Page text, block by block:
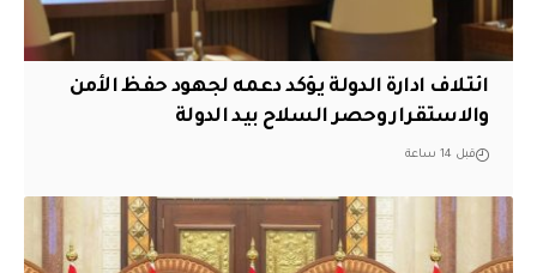
ائتلاف ادارة الدولة يؤكد دعمه لجهود حفظ الأمن
والاستقرار وحصر السلاح بيد الدولة
قبل 14 ساعة